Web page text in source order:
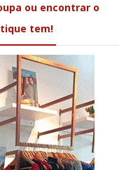
ou encontrar o
tem!